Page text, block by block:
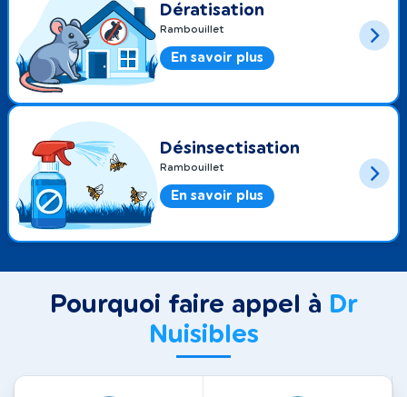
Dératisation
Rambouillet
En savoir plus
Désinsectisation
Rambouillet
En savoir plus
Pourquoi faire appel à Dr
Nuisibles